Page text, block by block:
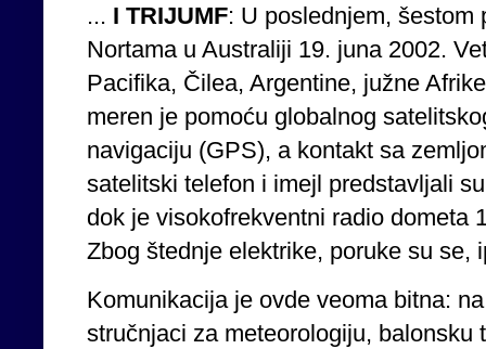
... I TRIJUMF: U poslednjem, šestom
Nortama u Australiji 19. juna 2002.
Pacifika, Čilea, Argentine, južne
meren je pomoću globalnog
navigaciju (GPS), a kontakt sa
satelitski telefon i imejl predstavljali
dok je visokofrekventni radio dometa
Zbog štednje elektrike, poruke su se,
Komunikacija je ovde veoma bitna:
stručnjaci za meteorologiju, balonsku